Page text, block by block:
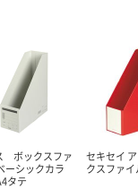
ゴへ カ
ボックスファ
ーシックカラ
タテ
セキセイ
クスファイ